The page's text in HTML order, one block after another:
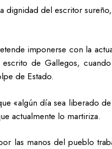
del escritor
imponerse con la
de Gallegos,
de Estado.
«algún día sea liberado
actualmente lo martiriza.
las manos del pueblo